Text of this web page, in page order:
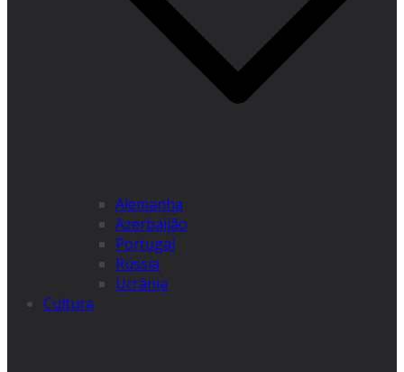
Alemanha
Azerbaijão
Portugal
Rússia
Ucrânia
Cultura